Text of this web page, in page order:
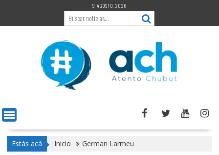
contenido
9 AGOSTO, 2026
Estás acá Inicio German Larmeu